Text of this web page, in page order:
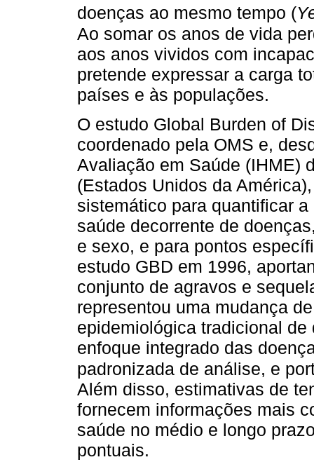
doenças ao mesmo tempo (
Ao somar os anos de vida
aos anos vividos com
pretende expressar a carga
países e às populações.
O estudo Global Burden of
coordenado pela OMS e,
Avaliação em Saúde (IHME)
(Estados Unidos da
sistemático para quantificar
saúde decorrente de
e sexo, e para pontos
estudo GBD em 1996,
conjunto de agravos e
representou uma mudança
epidemiológica tradicional
enfoque integrado das
padronizada de análise, e
Além disso, estimativas de
fornecem informações mais
saúde no médio e longo
pontuais.